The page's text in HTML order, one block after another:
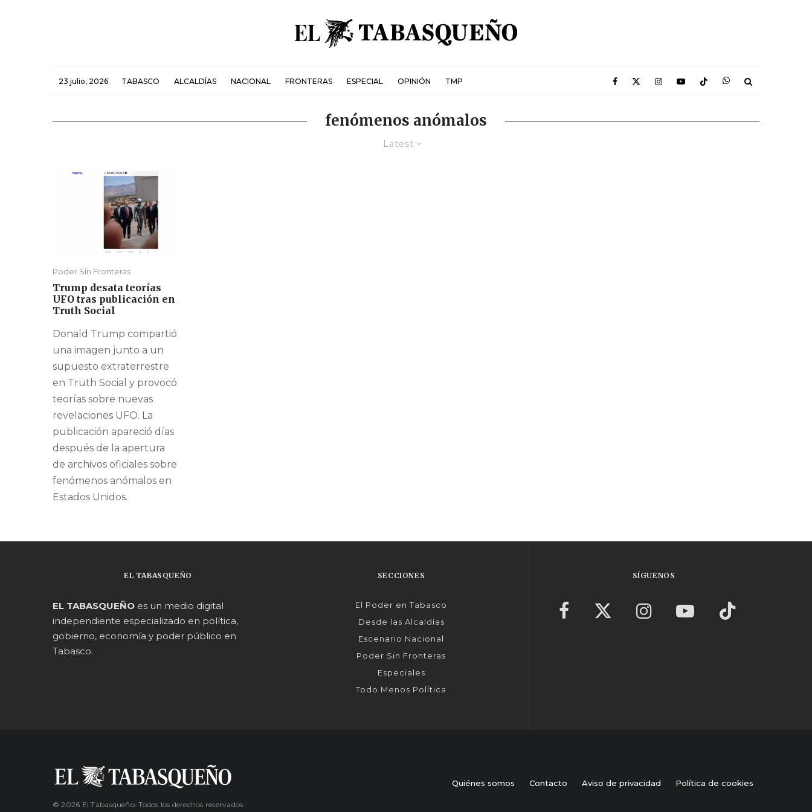
23 julio, 2026 TABASCO ALCALDÍAS NACIONAL FRONTERAS ESPECIAL OPINIÓN TMP
fenómenos anómalos
Latest
Poder Sin Fronteras
Trump desata teorías
UFO tras publicación en
Truth Social
Donald Trump compartió
una imagen junto a un
supuesto extraterrestre
en Truth Social y provocó
teorías sobre nuevas
revelaciones UFO. La
publicación apareció días
después de la apertura
de archivos oficiales sobre
fenómenos anómalos en
Estados Unidos.
EL TABASQUEÑO
EL TABASQUEÑO es un medio digital
independiente especializado en política,
gobierno, economía y poder público en
Tabasco.
SECCIONES
El Poder en Tabasco
Desde las Alcaldías
Escenario Nacional
Poder Sin Fronteras
Especiales
Todo Menos Política
SÍGUENOS
© 2026 El Tabasqueño. Todos los derechos reservados.
Quiénes somos Contacto Aviso de privacidad Política de cookies